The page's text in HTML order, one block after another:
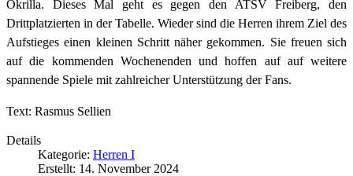
Okrilla. Dieses Mal geht es gegen den ATSV Freiberg, den
Drittplatzierten in der Tabelle. Wieder sind die Herren ihrem Ziel des
Aufstieges einen kleinen Schritt näher gekommen. Sie freuen sich
auf die kommenden Wochenenden und hoffen auf auf weitere
spannende Spiele mit zahlreicher Unterstützung der Fans.
Text: Rasmus Sellien
Details
Kategorie: Herren I
Erstellt: 14. November 2024